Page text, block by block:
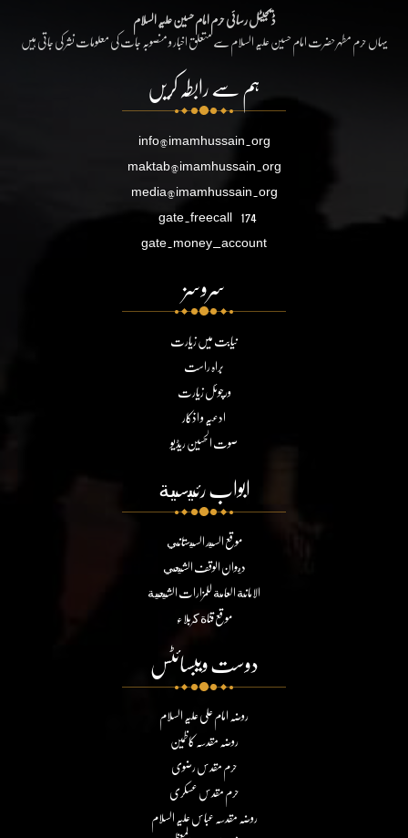
ڈیجیٹل رسائی حرم امام حسین علیہ السلام
یہاں حرم مطہر حضرت امام حسین علیہ السلام سے متعلق اخبار و منصوبہ جات کی معلومات نشر کی جاتی ہیں
ہم سے رابطہ کریں
info@imamhussain.org
maktab@imamhussain.org
media@imamhussain.org
gate.freecall 174
gate.money_account
سروسز
نیابت میں زیارت
براہ راست
ورچوئل زیارت
ادعیہ و اذکار
صوت الحسین ریڈیو
ابواب رئيسية
موقع السيد السيستاني
ديوان الوقف الشيعي
الامانة العامة للمزارات الشيعية
موقع قناة كربلاء
دوست ویبسائٹس
روضہ امام علی علیہ السلام
روضہ مقدسہ کاظمین
حرم مقدس رضوی
حرم مقدس عسکری
روضہ مقدسہ عباس علیہ السلام